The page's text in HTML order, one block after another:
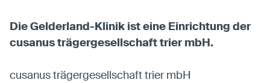
Die Gelderland-Klinik ist eine Einrichtung der
cusanus trägergesellschaft trier mbH.
cusanus trägergesellschaft trier mbH